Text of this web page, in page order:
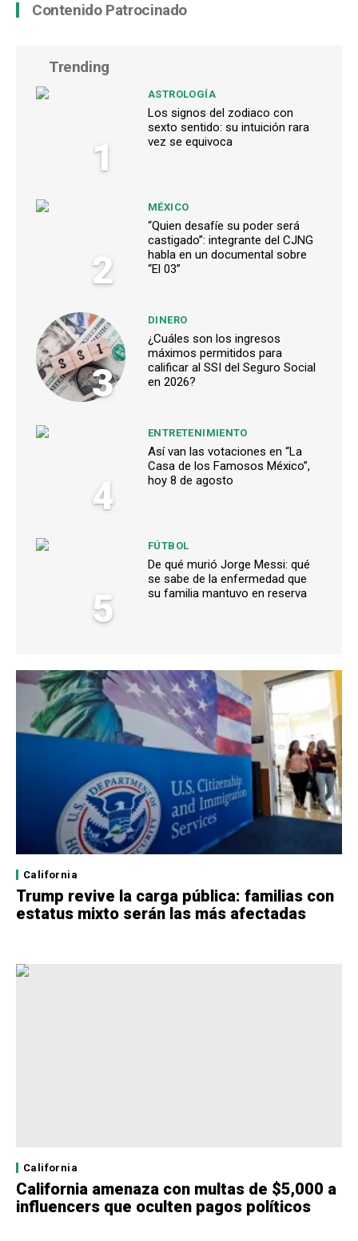
Contenido Patrocinado
Trending
1
ASTROLOGÍA
Los signos del zodiaco con
sexto sentido: su intuición rara
vez se equivoca
2
MÉXICO
“Quien desafíe su poder será
castigado”: integrante del CJNG
habla en un documental sobre
“El 03”
3
DINERO
¿Cuáles son los ingresos
máximos permitidos para
calificar al SSI del Seguro Social
en 2026?
4
ENTRETENIMIENTO
Así van las votaciones en “La
Casa de los Famosos México”,
hoy 8 de agosto
5
FÚTBOL
De qué murió Jorge Messi: qué
se sabe de la enfermedad que
su familia mantuvo en reserva
California
Trump revive la carga pública: familias con
estatus mixto serán las más afectadas
California
California amenaza con multas de $5,000 a
influencers que oculten pagos políticos